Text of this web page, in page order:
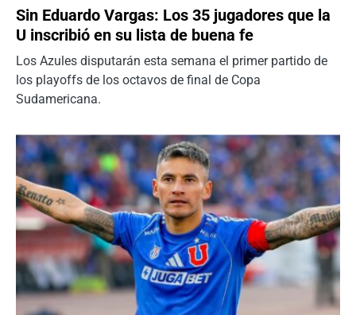
Sin Eduardo Vargas: Los 35 jugadores que la
U inscribió en su lista de buena fe
Los Azules disputarán esta semana el primer partido de
los playoffs de los octavos de final de Copa
Sudamericana.